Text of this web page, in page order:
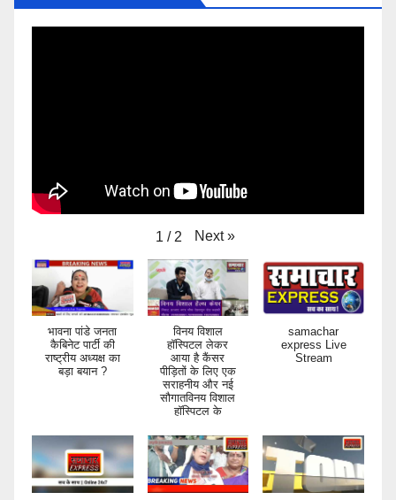
1 / 2 Next »
भावना पांडे जनता
कैबिनेट पार्टी की
राष्ट्रीय अध्यक्ष का
बड़ा बयान ?
विनय विशाल
हॉस्पिटल लेकर
आया है कैंसर
पीड़ितों के लिए एक
सराहनीय और नई
सौगातविनय विशाल
हॉस्पिटल के
samachar
express Live
Stream